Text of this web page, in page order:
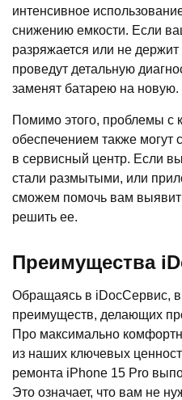
интенсивное
снижению емкости. Если
разряжается или не
проведут детальную
заменят батарею на новую.
Помимо этого, проблемы с
обеспечением также могут
в сервисный центр. Если
стали размытыми, или
сможем помочь вам
решить ее.
Преимущества
Обращаясь в iDocСервис,
преимуществ, делающих
Про максимально
из наших ключевых
ремонта iPhone 15 Pro
Это означает, что вам не